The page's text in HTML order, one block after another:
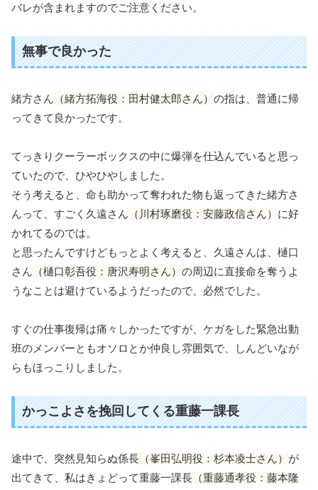
バレが含まれますのでご注意ください。
無事で良かった
緒方さん（緒方拓海役：田村健太郎さん）の指は、普通に帰
ってきて良かったです。
てっきりクーラーボックスの中に爆弾を仕込んでいると思っ
ていたので、ひやひやしました。
そう考えると、命も助かって奪われた物も返ってきた緒方さ
んって、すごく久遠さん（川村琢磨役：安藤政信さん）に好
かれてるのでは。
と思ったんですけどもっとよく考えると、久遠さんは、樋口
さん（樋口彰吾役：唐沢寿明さん）の周辺に直接命を奪うよ
うなことは避けているようだったので、必然でした。
すぐの仕事復帰は痛々しかったですが、ケガをした緊急出動
班のメンバーともオソロとか仲良し雰囲気で、しんどいなが
らもほっこりしました。
かっこよさを挽回してくる重藤一課長
途中で、突然見知らぬ係長（峯田弘明役：杉本凌士さん）が
出てきて、私はきょどって重藤一課長（重藤通孝役：藤本隆